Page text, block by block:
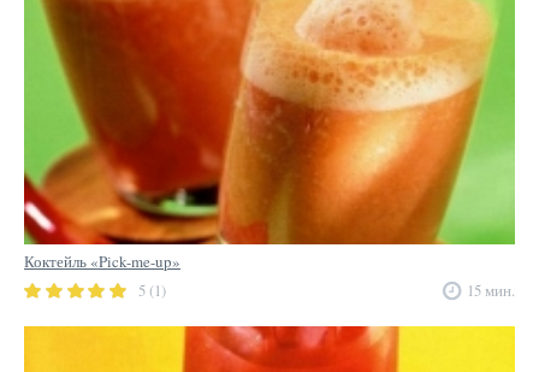
Коктейль «Pick-me-up»
5 (1)
15 мин.